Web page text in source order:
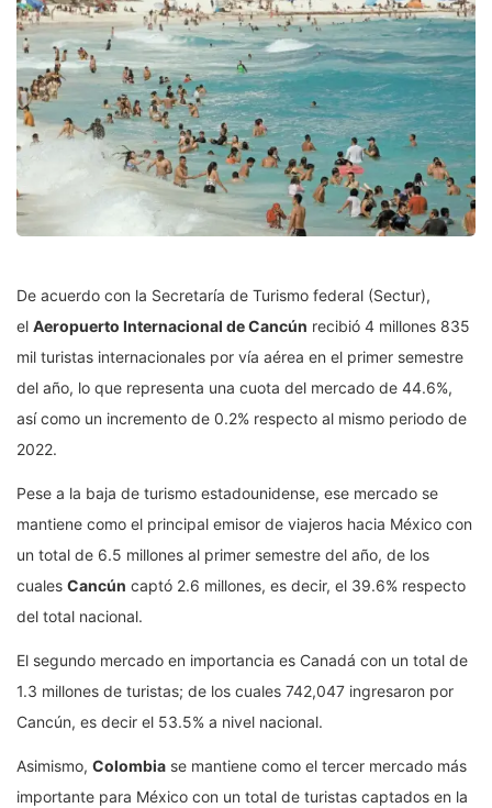
De acuerdo con la Secretaría de Turismo federal (Sectur),
el Aeropuerto Internacional de Cancún recibió 4 millones 835
mil turistas internacionales por vía aérea en el primer semestre
del año, lo que representa una cuota del mercado de 44.6%,
así como un incremento de 0.2% respecto al mismo periodo de
2022.
Pese a la baja de turismo estadounidense, ese mercado se
mantiene como el principal emisor de viajeros hacia México con
un total de 6.5 millones al primer semestre del año, de los
cuales Cancún captó 2.6 millones, es decir, el 39.6% respecto
del total nacional.
El segundo mercado en importancia es Canadá con un total de
1.3 millones de turistas; de los cuales 742,047 ingresaron por
Cancún, es decir el 53.5% a nivel nacional.
Asimismo, Colombia se mantiene como el tercer mercado más
importante para México con un total de turistas captados en la